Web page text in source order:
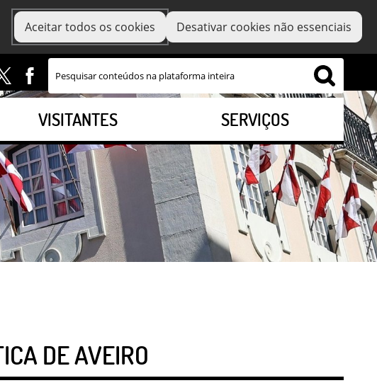
Aceitar todos os cookies Desativar cookies não essenciais
VISITANTES SERVIÇOS
DE AVEIRO